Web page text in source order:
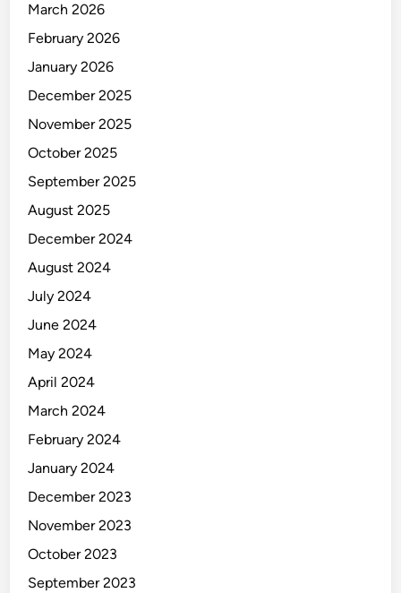
March 2026
February 2026
January 2026
December 2025
November 2025
October 2025
September 2025
August 2025
December 2024
August 2024
July 2024
June 2024
May 2024
April 2024
March 2024
February 2024
January 2024
December 2023
November 2023
October 2023
September 2023